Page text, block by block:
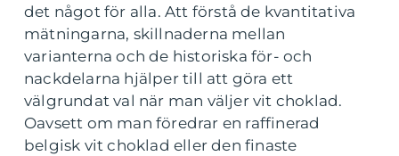
det något för alla. Att förstå de kvantitativa
mätningarna, skillnaderna mellan
varianterna och de historiska för- och
nackdelarna hjälper till att göra ett
välgrundat val när man väljer vit choklad.
Oavsett om man föredrar en raffinerad
belgisk vit choklad eller den finaste